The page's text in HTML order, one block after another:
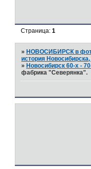
Страница:1
»НОВОСИБИРСК в
история
»Новосибирск 60-х -
фабрика "Северянка".